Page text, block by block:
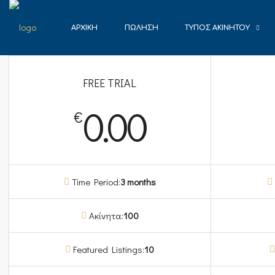
ΑΡΧΙΚΉ ΠΏΛΗΣΗ ΤΎΠΟΣ ΑΚΙΝΉΤΟΥ
FREE TRIAL
€0.00
Time Period:3 months
Ακίνητα:100
Featured Listings:10